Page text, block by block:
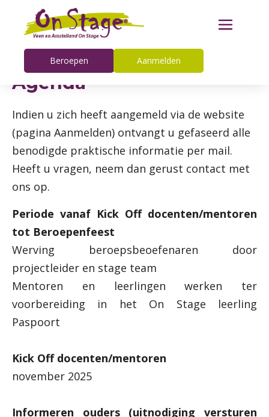
Beroepen Aanmelden
Agenda
Indien u zich heeft aangemeld via de website
(pagina Aanmelden) ontvangt u gefaseerd alle
benodigde praktische informatie per mail.
Heeft u vragen, neem dan gerust contact met
ons op.
Periode vanaf Kick Off docenten/mentoren
tot Beroepenfeest
Werving beroepsbeoefenaren door
projectleider en stage team
Mentoren en leerlingen werken ter
voorbereiding in het On Stage leerling
Paspoort
Kick Off docenten/mentoren
november 2025
Informeren ouders (uitnodiging versturen